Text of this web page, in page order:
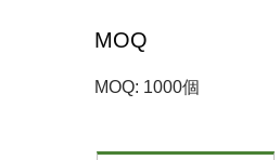
MOQ
MOQ: 1000個